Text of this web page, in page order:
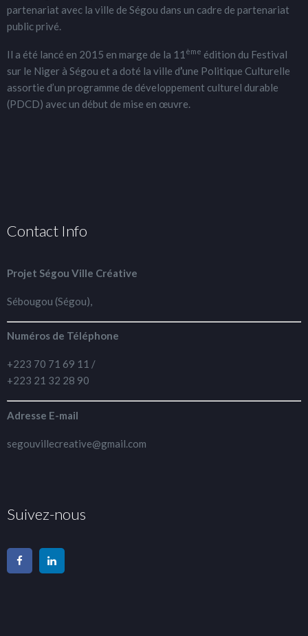
partenariat avec la ville de Ségou dans un cadre de partenariat
public privé.
Il a été lancé en 2015 en marge de la 11 ème édition du Festival
sur le Niger à Ségou et a doté la ville d’une Politique Culturelle
assortie d’un programme de développement culturel durable
(PDCD) avec un début de mise en œuvre.
Contact Info
Projet Ségou Ville Créative
Sébougou (Ségou),
Numéros de Téléphone
+223 70 71 69 11 /
+223 21 32 28 90
Adresse E-mail
segouvillecreative@gmail.com
Suivez-nous